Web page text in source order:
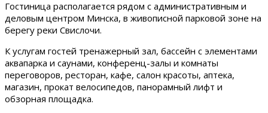
Гостиница располагается рядом с административным и
деловым центром Минска, в живописной парковой зоне на
берегу реки Свислочи.
К услугам гостей тренажерный зал, бассейн с элементами
аквапарка и саунами, конференц-залы и комнаты
переговоров, ресторан, кафе, салон красоты, аптека,
магазин, прокат велосипедов, панорамный лифт и
обзорная площадка.